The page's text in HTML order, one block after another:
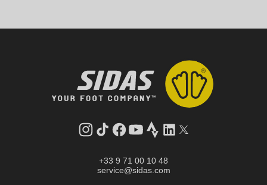
Instagram
Tik
Facebook
YouTube
StravaLinkedInTwitter
+33 9 71 00 10 48
service@sidas.com